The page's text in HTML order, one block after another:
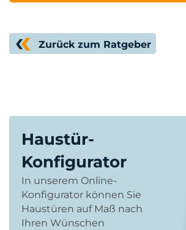
Zurück zum Ratgeber
Haustür-
Konfigurator
In unserem Online-
Konfigurator können Sie
Haustüren auf Maß nach
Ihren Wünschen